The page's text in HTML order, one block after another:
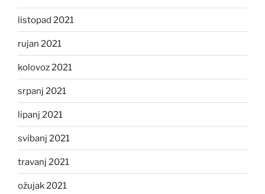
listopad 2021
rujan 2021
kolovoz 2021
srpanj 2021
lipanj 2021
svibanj 2021
travanj 2021
ožujak 2021